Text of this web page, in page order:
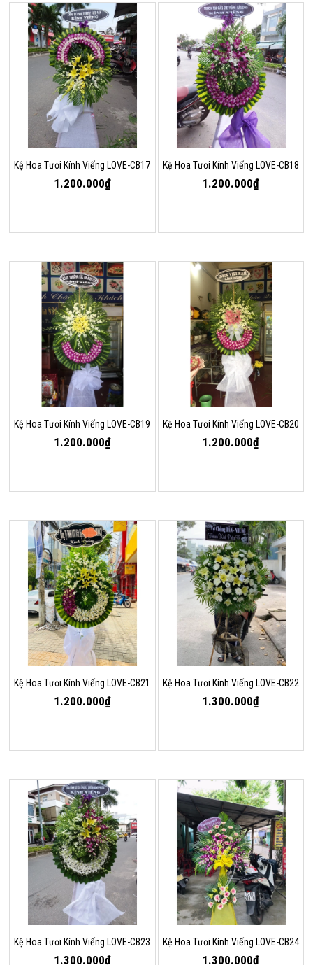
Kệ Hoa Tươi Kính Viếng LOVE-CB17
1.200.000₫
Kệ Hoa Tươi Kính Viếng LOVE-CB18
1.200.000₫
Kệ Hoa Tươi Kính Viếng LOVE-CB19
1.200.000₫
Kệ Hoa Tươi Kính Viếng LOVE-CB20
1.200.000₫
Kệ Hoa Tươi Kính Viếng LOVE-CB21
1.200.000₫
Kệ Hoa Tươi Kính Viếng LOVE-CB22
1.300.000₫
Kệ Hoa Tươi Kính Viếng LOVE-CB23
1.300.000₫
Kệ Hoa Tươi Kính Viếng LOVE-CB24
1.300.000₫